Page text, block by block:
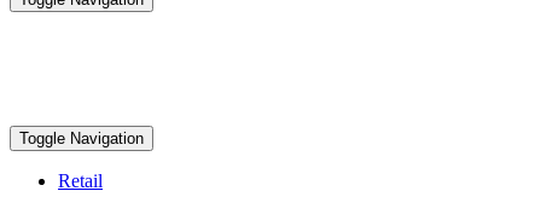
Toggle Navigation
Retail